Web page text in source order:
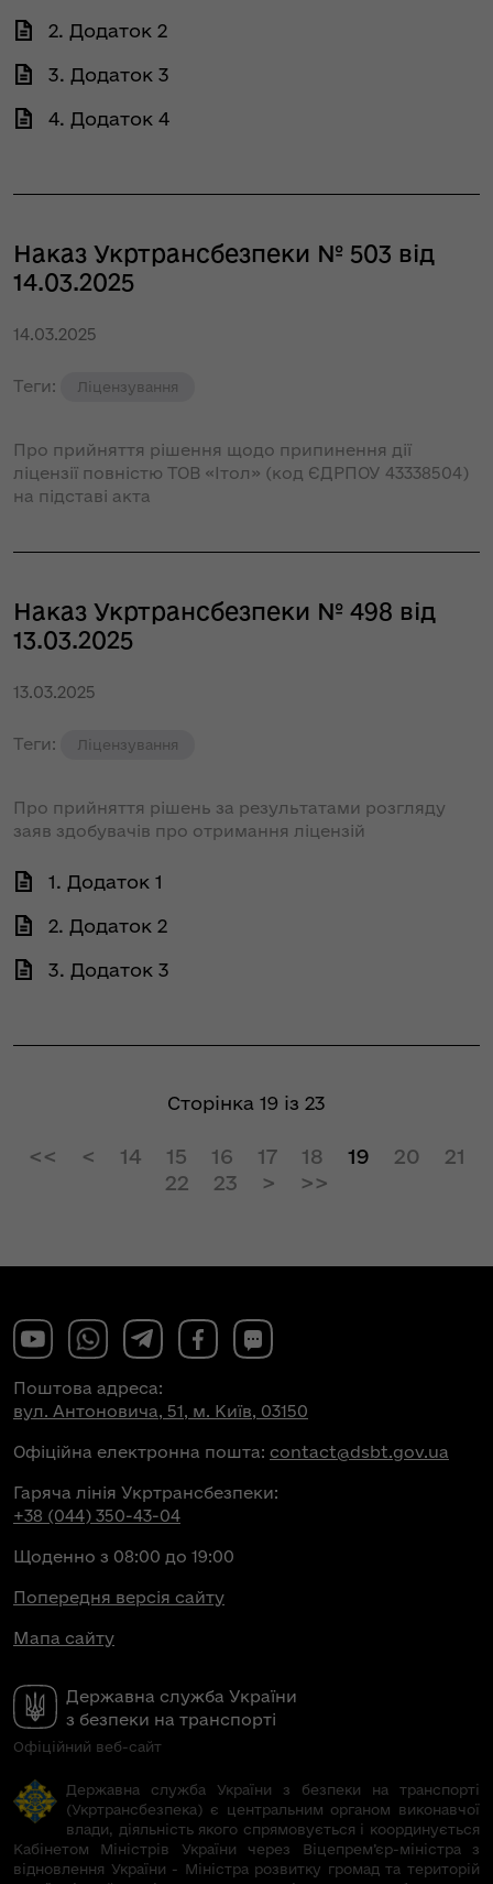
2. Додаток 2
3. Додаток 3
4. Додаток 4
Наказ Укртрансбезпеки № 503 від
14.03.2025
14.03.2025
Теги: Ліцензування
Про прийняття рішення щодо припинення дії
ліцензії повністю ТОВ «Ітол» (код ЄДРПОУ 43338504)
на підставі акта
Наказ Укртрансбезпеки № 498 від
13.03.2025
13.03.2025
Теги: Ліцензування
Про прийняття рішень за результатами розгляду
заяв здобувачів про отримання ліцензій
1. Додаток 1
2. Додаток 2
3. Додаток 3
Сторінка 19 із 23
14 15 16 17 18 19 20
21
22
23
Державна служба України
з безпеки на транспорті
Офіційний веб-сайт
Поштова адреса:
вул. Антоновича, 51, м. Київ, 03150
Офіційна електронна пошта: contact@dsbt.gov.ua
Гаряча лінія Укртрансбезпеки:
+38 (044) 350-43-04
Щоденно з 08:00 до 19:00
Попередня версія сайту
Мапа сайту
Державна служба України з безпеки на транспорті
(Укртрансбезпека) є центральним органом виконавчої
влади, діяльність якого спрямовується і координується
Кабінетом Міністрів України через Віцепрем’єр-міністра з
відновлення України - Міністра розвитку громад та територій